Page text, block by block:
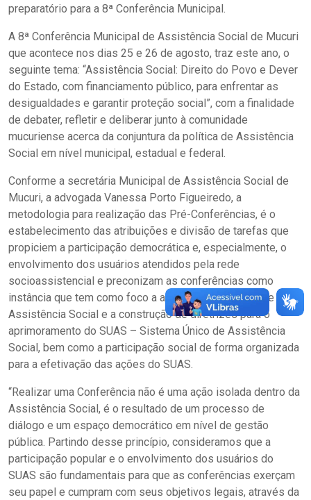
preparatório para a 8ª Conferência Municipal.
A 8ª Conferência Municipal de Assistência Social de Mucuri
que acontece nos dias 25 e 26 de agosto, traz este ano, o
seguinte tema: “Assistência Social: Direito do Povo e Dever
do Estado, com financiamento público, para enfrentar as
desigualdades e garantir proteção social”, com a finalidade
de debater, refletir e deliberar junto à comunidade
mucuriense acerca da conjuntura da política de Assistência
Social em nível municipal, estadual e federal.
Conforme a secretária Municipal de Assistência Social de
Mucuri, a advogada Vanessa Porto Figueiredo, a
metodologia para realização das Pré-Conferências, é o
estabelecimento das atribuições e divisão de tarefas que
propiciem a participação democrática e, especialmente, o
envolvimento dos usuários atendidos pela rede
socioassistencial e preconizam as conferências como
instância que tem como foco a avaliação da Política de
Assistência Social e a construção de diretrizes para o
aprimoramento do SUAS – Sistema Único de Assistência
Social, bem como a participação social de forma organizada
para a efetivação das ações do SUAS.
“Realizar uma Conferência não é uma ação isolada dentro da
Assistência Social, é o resultado de um processo de
diálogo e um espaço democrático em nível de gestão
pública. Partindo desse princípio, consideramos que a
participação popular e o envolvimento dos usuários do
SUAS são fundamentais para que as conferências exerçam
seu papel e cumpram com seus objetivos legais, através da